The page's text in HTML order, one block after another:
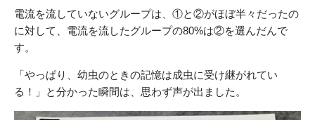
電流を流していないグループは、①と②がほぼ半々だったの
に対して、電流を流したグループの80%は②を選んだんで
す。
「やっぱり、幼虫のときの記憶は成虫に受け継がれてい
る！」と分かった瞬間は、思わず声が出ました。